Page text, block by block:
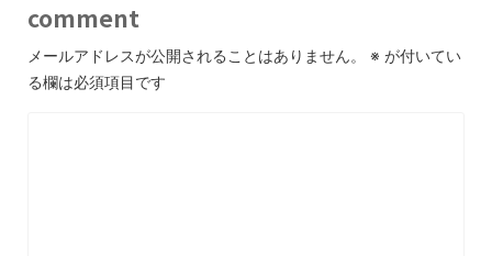
comment
メールアドレスが公開されることはありません。 ※ が付いてい
る欄は必須項目です